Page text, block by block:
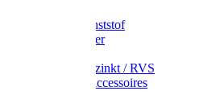
Emmer kunststof
Schepemmer
Emmer verzinkt / RVS
Regenton accessoires